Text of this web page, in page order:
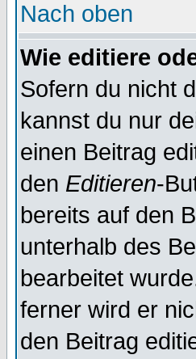
Nach oben
Wie editiere
Sofern du nicht
kannst du nur
einen Beitrag
den Editieren-
bereits auf den
unterhalb des
bearbeitet
ferner wird er
den Beitrag